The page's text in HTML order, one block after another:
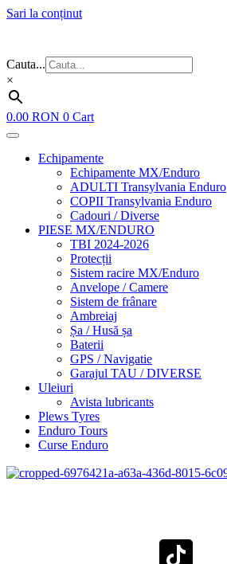
Sari la conținut
Cauta...
×
0.00 RON 0 Cart
Echipamente
Echipamente MX/Enduro
ADULTI Transylvania Enduro
COPII Transylvania Enduro
Cadouri / Diverse
PIESE MX/ENDURO
TBI 2024-2026
Protecții
Sistem racire MX/Enduro
Anvelope / Camere
Sistem de frânare
Ambreiaj
Șa / Husă șa
Baterii
GPS / Navigatie
Garajul TAU / DIVERSE
Uleiuri
Avista lubricants
Plews Tyres
Enduro Tours
Curse Enduro